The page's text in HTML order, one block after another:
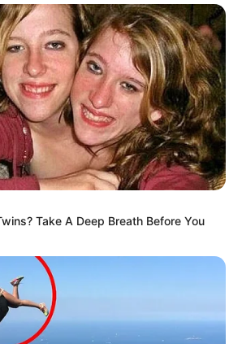
ΜΠΟΤΣΑΡΗ ΣΤΟ
& ΟΜΩΝΥΜΗ ΟΔΟΣ ΣΤΟ
ΠΛΑΤΕΙΑ ΜΑΡΚΟΥ ΜΠΟΤΣΑΡΗ ΣΤΟ
ΟΔΟΣ ΜΑΡΚΟΥ ΜΠΟΤΣΑΡΗ ΣΤΟ
Ελλάδα οι ηρωικοί αγώνες των
ξεχασθεί και...
ΜΠΟΡΕΙ
ΘΡΗΣΚΕΙΑ
μπορεί τελικά να βρήκαν
μια συμμαχία οικονομικών
Take A Deep Breath Before You